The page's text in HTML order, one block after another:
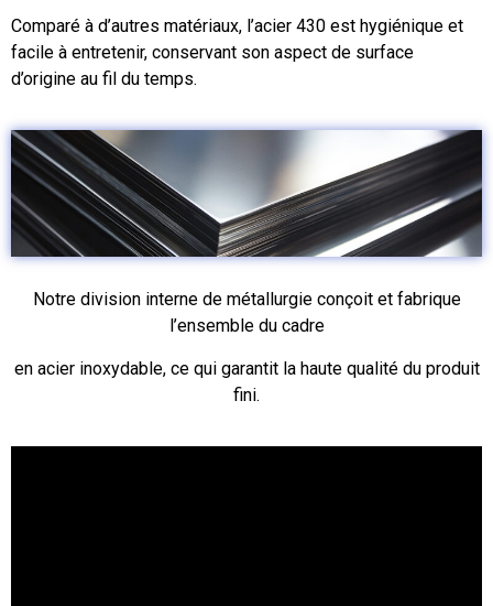
Comparé à d’autres matériaux, l’acier 430 est hygiénique et
facile à entretenir, conservant son aspect de surface
d’origine au fil du temps.
Notre division interne de métallurgie conçoit et fabrique
l’ensemble du cadre
en acier inoxydable, ce qui garantit la haute qualité du produit
fini.